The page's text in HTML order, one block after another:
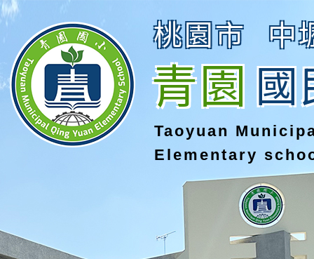
桃園市 中
青園國
Taoyuan
Elementary